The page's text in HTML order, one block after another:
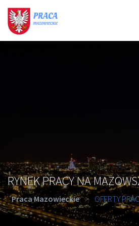
RYNEK PRACY NA
Praca Mazowieckie > OFERTY